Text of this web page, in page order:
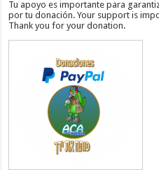
Tu apoyo es importante para
por tu donación. Your support is
Thank you for your donation.